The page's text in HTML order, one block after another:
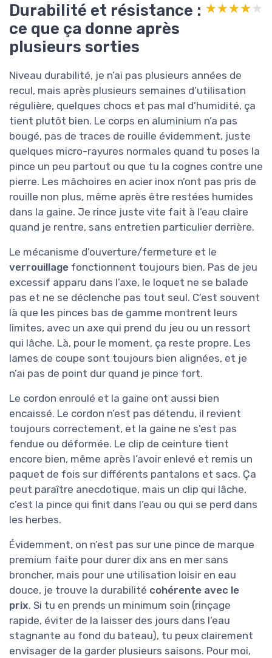
Durabilité et résistance :
ce que ça donne après
plusieurs sorties
★★★★★
★★★★★
Niveau durabilité, je n’ai pas plusieurs années de
recul, mais après plusieurs semaines d’utilisation
régulière, quelques chocs et pas mal d’humidité, ça
tient plutôt bien. Le corps en aluminium n’a pas
bougé, pas de traces de rouille évidemment, juste
quelques micro-rayures normales quand tu poses la
pince un peu partout ou que tu la cognes contre une
pierre. Les mâchoires en acier inox n’ont pas pris de
rouille non plus, même après être restées humides
dans la gaine. Je rince juste vite fait à l’eau claire
quand je rentre, sans entretien particulier derrière.
Le mécanisme d’ouverture/fermeture et le
verrouillage fonctionnent toujours bien. Pas de jeu
excessif apparu dans l’axe, le loquet ne se balade
pas et ne se déclenche pas tout seul. C’est souvent
là que les pinces bas de gamme montrent leurs
limites, avec un axe qui prend du jeu ou un ressort
qui lâche. Là, pour le moment, ça reste propre. Les
lames de coupe sont toujours bien alignées, et je
n’ai pas de point dur quand je pince fort.
Le cordon enroulé et la gaine ont aussi bien
encaissé. Le cordon n’est pas détendu, il revient
toujours correctement, et la gaine ne s’est pas
fendue ou déformée. Le clip de ceinture tient
encore bien, même après l’avoir enlevé et remis un
paquet de fois sur différents pantalons et sacs. Ça
peut paraître anecdotique, mais un clip qui lâche,
c’est la pince qui finit dans l’eau ou qui se perd dans
les herbes.
Évidemment, on n’est pas sur une pince de marque
premium faite pour durer dix ans en mer sans
broncher, mais pour une utilisation loisir en eau
douce, je trouve la durabilité cohérente avec le
prix. Si tu en prends un minimum soin (rinçage
rapide, éviter de la laisser des jours dans l’eau
stagnante au fond du bateau), tu peux clairement
envisager de la garder plusieurs saisons. Pour moi,